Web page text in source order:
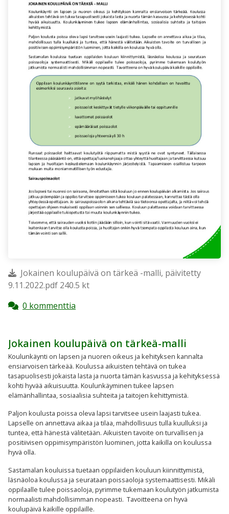
Jokainen koulupäivä on tärkeä -malli, päivitetty
9.11.2022.pdf 240.5 kt
0 kommenttia
Jokainen koulupäivä on tärkeä-malli
Koulunkäynti on lapsen ja nuoren oikeus ja kehityksen kannalta
ensiarvoisen tärkeää. Koulussa aikuisten tehtävä on tukea
tasapuolisesti jokaista lasta ja nuorta tämän kasvussa ja kehityksessä
kohti hyvää aikuisuutta. Koulunkäyminen tukee lapsen
elämänhallintaa, sosiaalisia suhteita ja taitojen kehittymistä.
Paljon koulusta poissa oleva lapsi tarvitsee usein laajasti tukea.
Lapselle on annettava aikaa ja tilaa, mahdollisuus tulla kuulluksi ja
tuntea, että hänestä välitetään. Aikuisten tavoite on turvallisen ja
positiivisen oppimisympäristön luominen, jotta kaikilla on koulussa
hyvä olla.
Sastamalan kouluissa tuetaan oppilaiden kouluun kiinnittymistä,
läsnäoloa koulussa ja seurataan poissaoloja systemaattisesti. Mikäli
oppilaalle tulee poissaoloja, pyrimme tukemaan koulutyön jatkumista
normaalisti mahdollisimman nopeasti. Tavoitteena on hyvä
koulupäivä kaikille oppilaille.